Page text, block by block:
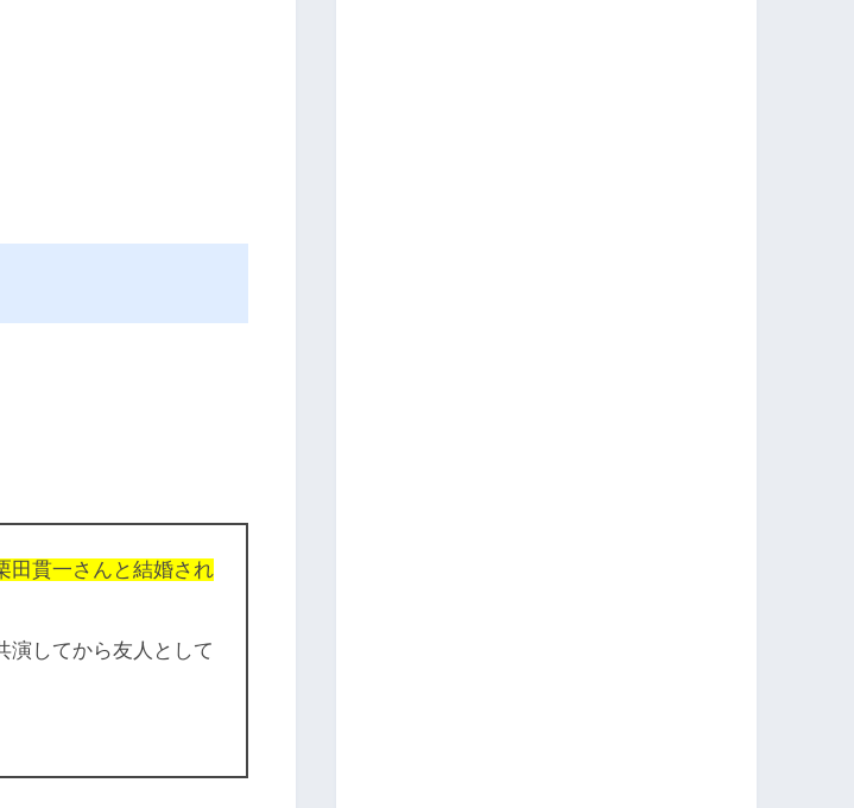
田貫一さんと結婚され
演してから友人として